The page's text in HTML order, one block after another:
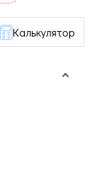
Калькулятор